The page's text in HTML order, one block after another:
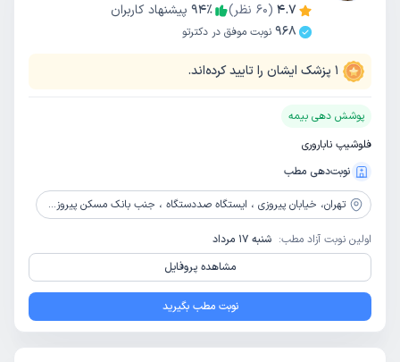
4.7
(
60 نظر) 94٪
پیشنهاد کاربران
968 نوبت موفق در دکترتو
1 پزشک ایشان را تایید کرده‌اند.
پوشش دهی بیمه
فلوشیپ ناباروری
نوبت‌دهی مطب
تهران، خیابان پیروزی ، ایستگاه صددستگاه ، جنب بانک مسکن پیروزی ساختمان شمیم، بلوک 1،واحد 4
اولین نوبت آزاد مطب: شنبه 17 مرداد
مشاهده پروفایل
نوبت مطب بگیرید